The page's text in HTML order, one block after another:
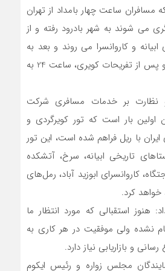
مسافران ساعت چهار بامداد از تهران
می شوند به شهر بادرود رفته و از
ابیانه و کاروانسرا می روند و بعد به
کویر منتقل می شوند و پس از تفریحات کویری، ساعت 24 به
و نظارت بر خدمات مسافری شرکت
اولین بار است که تور کویرگردی و
ایران با ریل فراهم شده است، این تور
تاریخی ابیانه، سرخ، آتشکده
کاروانسرای ابوزید آباد، رمل‌های
خواهد کرد.
هنوز استقبالی که مورد انتظار ما
نشده ولی موفقیت در هر کاری به
رسانی و بازاریابی نیاز دارد.
مجلس زواره و رئیس ایکوم